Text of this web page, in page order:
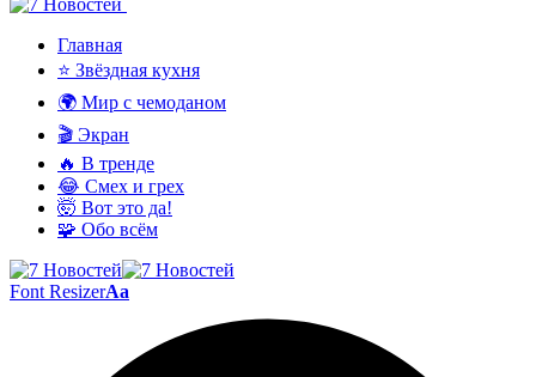
Главная
⭐ Звёздная кухня
🌍 Мир с чемоданом
🎬 Экран
🔥 В тренде
😂 Смех и грех
🤯 Вот это да!
🧩 Обо всём
Font ResizerAa